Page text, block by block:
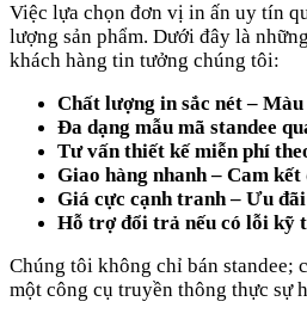
Việc lựa chọn đơn vị in ấn uy tín
lượng sản phẩm. Dưới đây là
khách hàng tin tưởng chúng tôi:
Chất lượng in sắc nét –
Đa dạng mẫu mã standee
Tư vấn thiết kế miễn phí
Giao hàng nhanh – Cam kết
Giá cực cạnh tranh – Ưu
Hỗ trợ đổi trả nếu có lỗi kỹ
Chúng tôi không chỉ bán standee;
một công cụ truyền thông thực sự